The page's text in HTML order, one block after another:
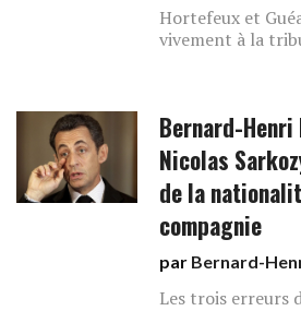
Hortefeux et
vivement à la
Bernard-Henri
Nicolas
de la
compagnie
par Bernard-
Les trois erreurs